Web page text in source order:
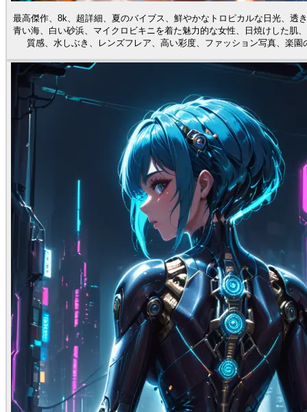
最高傑作、8k、超詳細、夏のバイブス、鮮やかなトロピカルな日光、透
青い海、白い砂浜、マイクロビキニを着た魅力的な女性、日焼けした肌
質感、水しぶき、レンズフレア、高い彩度、ファッション写真、楽園